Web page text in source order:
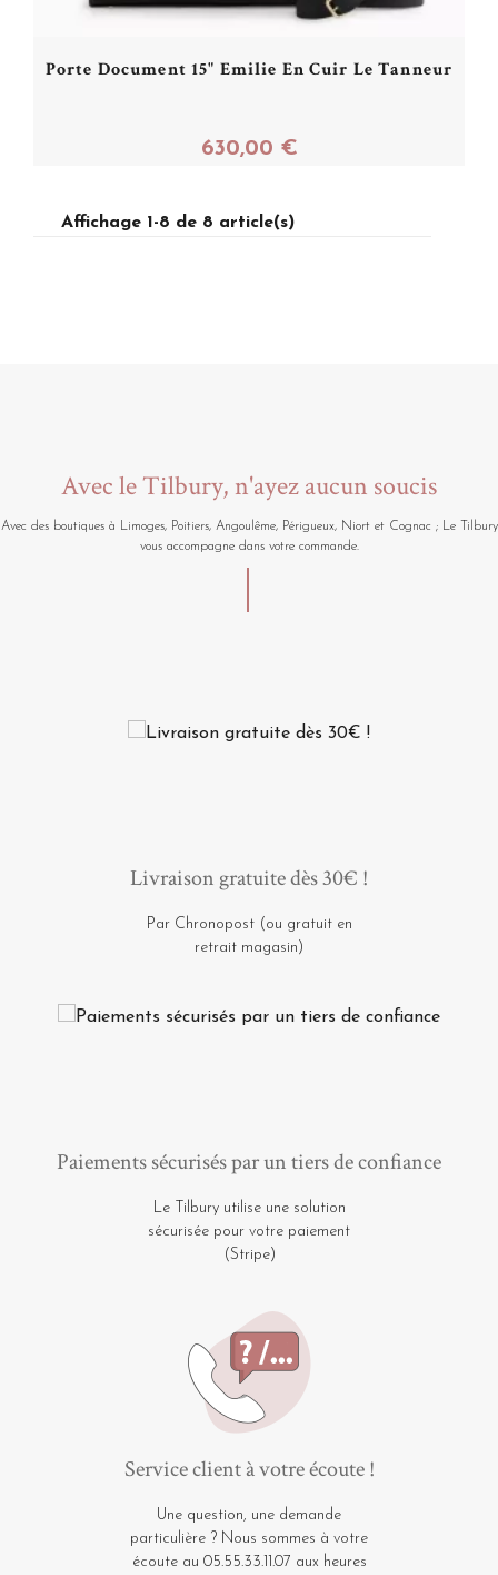
Porte Document 15" Emilie En Cuir Le Tanneur
630,00 €
Affichage 1-8 de 8 article(s)
Avec le Tilbury, n'ayez aucun soucis
Avec des boutiques à Limoges, Poitiers, Angoulême, Périgueux, Niort et Cognac ; Le Tilbury
vous accompagne dans votre commande.
Livraison gratuite dès 30€ !
Par Chronopost (ou gratuit en
retrait magasin)
Paiements sécurisés par un tiers de confiance
Le Tilbury utilise une solution
sécurisée pour votre paiement
(Stripe)
Service client à votre écoute !
Une question, une demande
particulière ? Nous sommes à votre
écoute au 05.55.33.11.07 aux heures